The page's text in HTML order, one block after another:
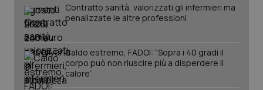
Contratto sanità, valorizzati gli infermieri ma
penalizzate le altre professioni
Caldo estremo, FADOI: “Sopra i 40 gradi il
corpo può non riuscire più a disperdere il
calore”